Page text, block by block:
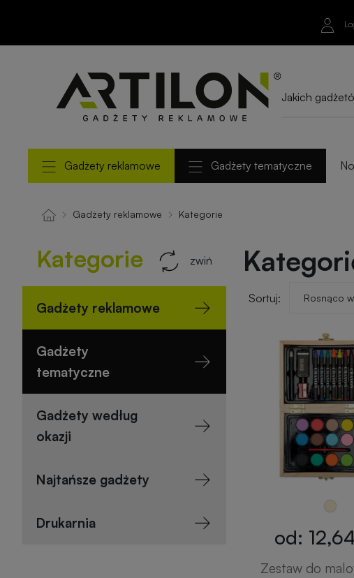
Gadżety reklamowe Gadżety tematyczne
Gadżety reklamowe Kategorie
Kategorie zwiń
Gadżety reklamowe
Gadżety
tematyczne
Gadżety według
okazji
Najtańsze gadżety
Drukarnia
Sortuj:
od:
Zestaw do